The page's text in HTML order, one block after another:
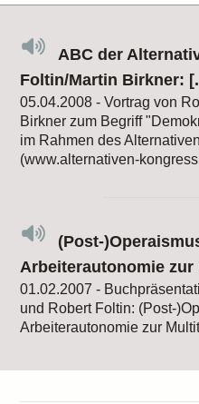
ABC der
Foltin/Martin Birkner:
05.04.2008 - Vortrag von
Birkner zum Begriff
im Rahmen des
(www.alternativen-
(Post-
Arbeiterautonomie zur
01.02.2007 -
und Robert Foltin: (Post-
Arbeiterautonomie zur